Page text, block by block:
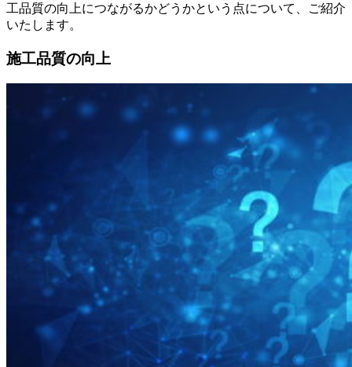
工品質の向上につながるかどうかという点について、ご紹介
いたします。
施工品質の向上